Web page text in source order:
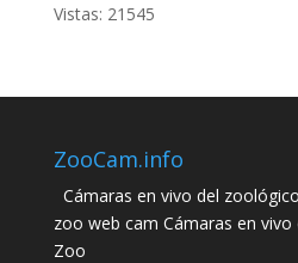
Vistas: 21545
ZooCam.info
Cámaras en vivo del
zoo web cam Cámaras en
Zoo